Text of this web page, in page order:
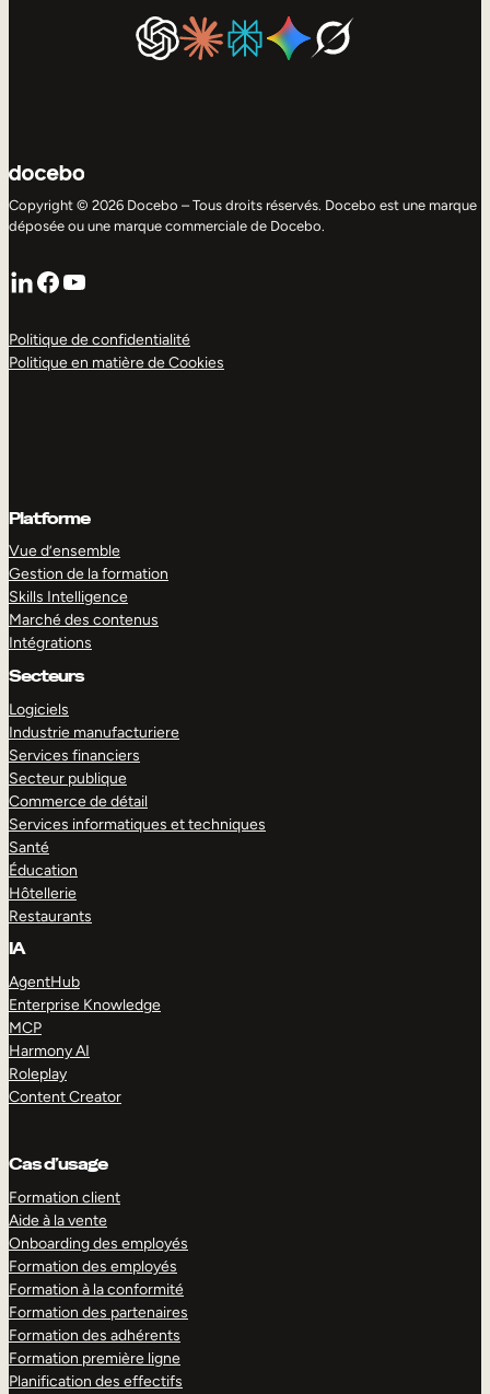
Copyright © 2026 Docebo – Tous droits réservés. Docebo est une marque
déposée ou une marque commerciale de Docebo.
LinkedIn
Facebook
YouTube
Politique de confidentialité
Politique en matière de Cookies
Platforme
Vue d’ensemble
Gestion de la formation
Skills Intelligence
Marché des contenus
Intégrations
Secteurs
Logiciels
Industrie manufacturiere
Services financiers
Secteur publique
Commerce de détail
Services informatiques et techniques
Santé
Éducation
Hôtellerie
Restaurants
IA
AgentHub
Enterprise Knowledge
MCP
Harmony AI
Roleplay
Content Creator
Cas d’usage
Formation client
Aide à la vente
Onboarding des employés
Formation des employés
Formation à la conformité
Formation des partenaires
Formation des adhérents
Formation première ligne
Planification des effectifs